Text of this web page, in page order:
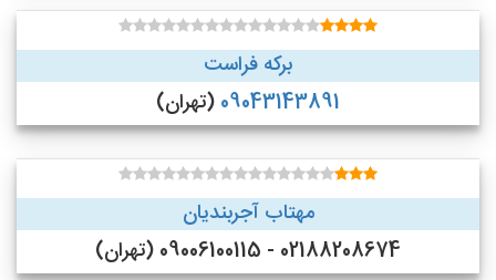
برکه فراست
09043143891 (تهران)
مهتاب آجربندیان
02188208674 - 09006100115 (تهران)